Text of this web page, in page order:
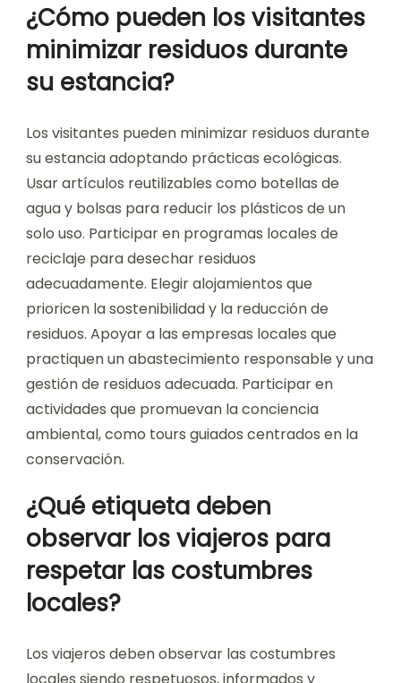
¿Cómo pueden los visitantes
minimizar residuos durante
su estancia?
Los visitantes pueden minimizar residuos durante
su estancia adoptando prácticas ecológicas.
Usar artículos reutilizables como botellas de
agua y bolsas para reducir los plásticos de un
solo uso. Participar en programas locales de
reciclaje para desechar residuos
adecuadamente. Elegir alojamientos que
prioricen la sostenibilidad y la reducción de
residuos. Apoyar a las empresas locales que
practiquen un abastecimiento responsable y una
gestión de residuos adecuada. Participar en
actividades que promuevan la conciencia
ambiental, como tours guiados centrados en la
conservación.
¿Qué etiqueta deben
observar los viajeros para
respetar las costumbres
locales?
Los viajeros deben observar las costumbres